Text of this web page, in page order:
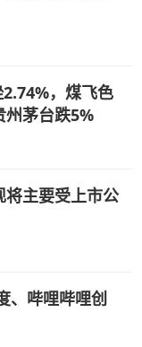
，煤飞色
州茅台跌5%
将主要受上市公
、哔哩哔哩创